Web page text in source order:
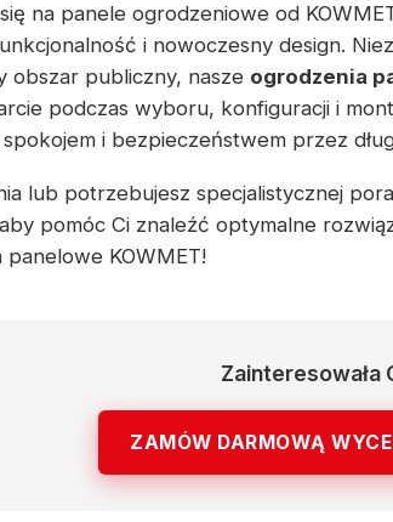
na panele ogrodzeniowe od
i nowoczesny design.
obszar publiczny, nasze ogrodzenia
podczas wyboru, konfiguracji i
i bezpieczeństwem przez
lub potrzebujesz specjalistycznej
pomóc Ci znaleźć optymalne
panelowe KOWMET!
Zainteresowała
ZAMÓW DARMOWĄ